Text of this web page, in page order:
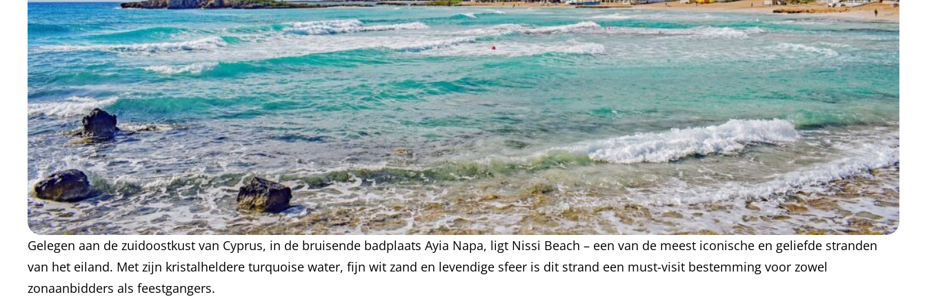
Gelegen aan de zuidoostkust van Cyprus, in de bruisende badplaats Ayia Napa, ligt Nissi Beach – een van de meest iconische en geliefde stranden
van het eiland. Met zijn kristalheldere turquoise water, fijn wit zand en levendige sfeer is dit strand een must-visit bestemming voor zowel
zonaanbidders als feestgangers.